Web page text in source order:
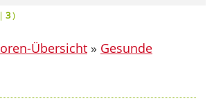
| 3)
Übersicht » Gesunde